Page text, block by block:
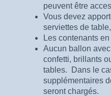
peuvent être
Vous devez
serviettes de
Les contenants
Aucun ballon
confetti, brillants
tables. Dans le
supplémentaires
seront chargés.